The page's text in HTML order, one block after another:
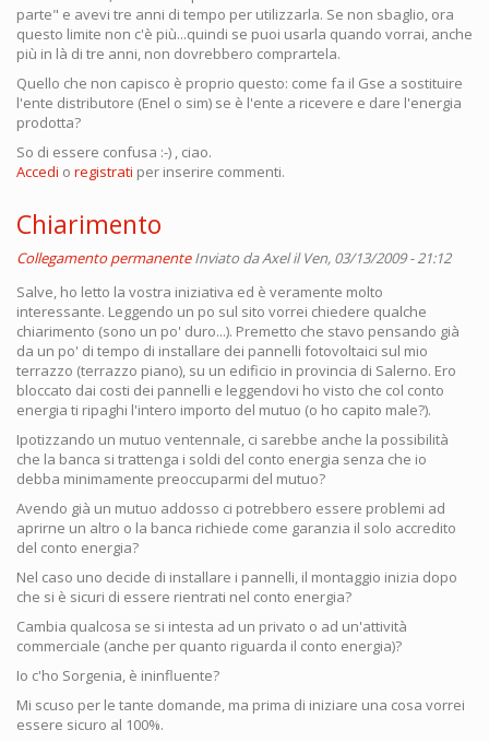
parte" e avevi tre anni di tempo per utilizzarla. Se non sbaglio, ora
questo limite non c'è più...quindi se puoi usarla quando vorrai, anche
più in là di tre anni, non dovrebbero comprartela.
Quello che non capisco è proprio questo: come fa il Gse a sostituire
l'ente distributore (Enel o sim) se è l'ente a ricevere e dare l'energia
prodotta?
So di essere confusa :-) , ciao.
Accedi o registrati per inserire commenti.
Chiarimento
Collegamento permanente Inviato daAxelil Ven, 03/13/2009 - 21:12
Salve, ho letto la vostra iniziativa ed è veramente molto
interessante. Leggendo un po sul sito vorrei chiedere qualche
chiarimento (sono un po' duro...). Premetto che stavo pensando già
da un po' di tempo di installare dei pannelli fotovoltaici sul mio
terrazzo (terrazzo piano), su un edificio in provincia di Salerno. Ero
bloccato dai costi dei pannelli e leggendovi ho visto che col conto
energia ti ripaghi l'intero importo del mutuo (o ho capito male?).
Ipotizzando un mutuo ventennale, ci sarebbe anche la possibilità
che la banca si trattenga i soldi del conto energia senza che io
debba minimamente preoccuparmi del mutuo?
Avendo già un mutuo addosso ci potrebbero essere problemi ad
aprirne un altro o la banca richiede come garanzia il solo accredito
del conto energia?
Nel caso uno decide di installare i pannelli, il montaggio inizia dopo
che si è sicuri di essere rientrati nel conto energia?
Cambia qualcosa se si intesta ad un privato o ad un'attività
commerciale (anche per quanto riguarda il conto energia)?
Io c'ho Sorgenia, è ininfluente?
Mi scuso per le tante domande, ma prima di iniziare una cosa vorrei
essere sicuro al 100%.